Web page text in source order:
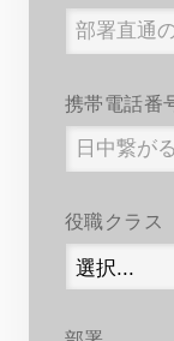
携帯電話番
役職クラス